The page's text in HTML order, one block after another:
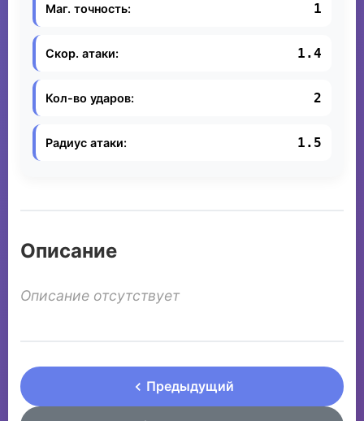
Маг. точность: 1
Скор. атаки: 1.4
Кол-во ударов: 2
Радиус атаки: 1.5
Описание
Описание отсутствует
Предыдущий